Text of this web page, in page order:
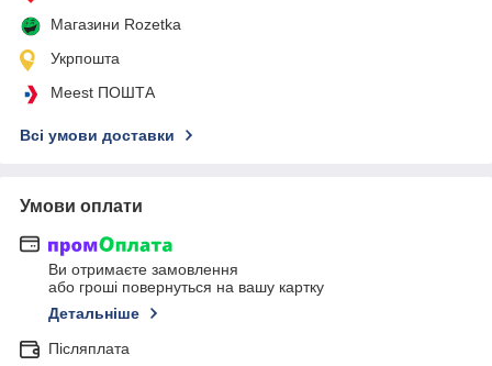
Магазини Rozetka
Укрпошта
Meest ПОШТА
Всі умови доставки
Умови оплати
Ви отримаєте замовлення
або гроші повернуться на вашу картку
Детальніше
Післяплата